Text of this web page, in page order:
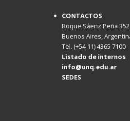
CONTACTOS
Roque Sáenz Peña
Buenos Aires,
Tel. (+54 11) 4365
Listado de internos
SEDES